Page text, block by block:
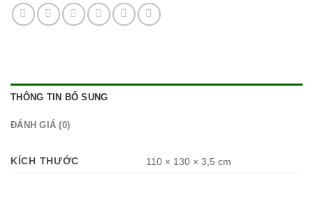
THÔNG TIN BỔ SUNG
ĐÁNH GIÁ (0)
KÍCH THƯỚC 110 × 130 × 3,5 cm